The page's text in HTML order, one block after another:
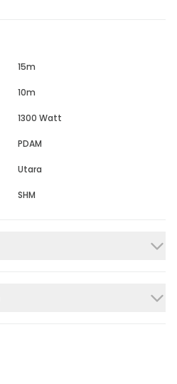
15m
10m
1300 Watt
PDAM
Utara
SHM